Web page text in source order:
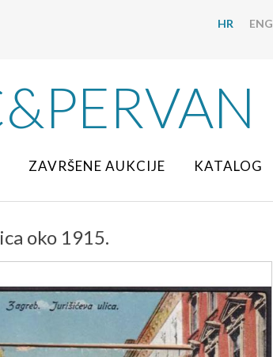
HR ENG
ZAVRŠENE AUKCIJE KATALOG
oko 1915.